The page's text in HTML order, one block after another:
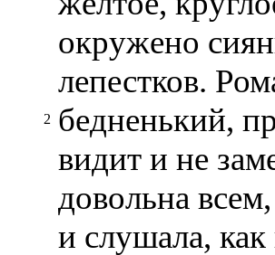
2
окружено
лепестков.
бедненький,
видит и не
довольна
и слушала,